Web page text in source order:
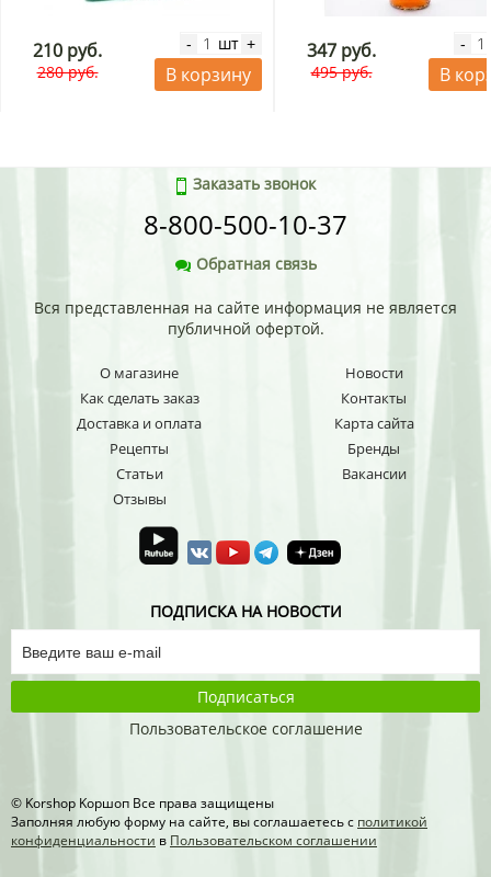
210 руб.
280 руб.
- шт +
В корзину
347 руб.
495 руб.
-
В
Заказать звонок
8-800-500-10-37
Обратная связь
Вся представленная на сайте информация не является
публичной офертой.
О магазине
Как сделать заказ
Доставка и оплата
Рецепты
Статьи
Отзывы
Новости
Контакты
Карта сайта
Бренды
Вакансии
ПОДПИСКА НА НОВОСТИ
Подписаться
Пользовательское соглашение
© Korshop Koршоп Все права защищены
Заполняя любую форму на сайте, вы соглашаетесь с политикой
конфиденциальности в Пользовательском соглашении